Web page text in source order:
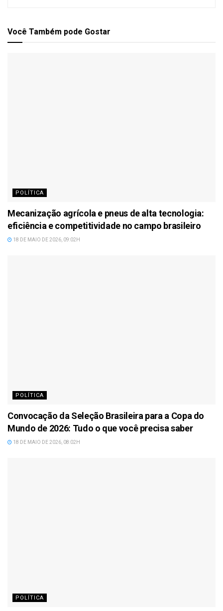
Você Também pode Gostar
POLÍTICA
Mecanização agrícola e pneus de alta tecnologia:
eficiência e competitividade no campo brasileiro
18 DE MAIO DE 2026, 09:02H
POLÍTICA
Convocação da Seleção Brasileira para a Copa do
Mundo de 2026: Tudo o que você precisa saber
18 DE MAIO DE 2026, 08:02H
POLÍTICA